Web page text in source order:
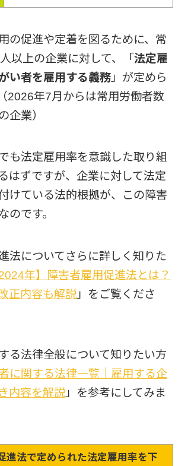
の促進や定着を図るために、常
以上の企業に対して、「法定雇
い者を雇用する義務 」が定めら
2026年7月からは常用労働者数
企業）
も法定雇用率を意識した取り組
はずですが、企業に対して法定
けている法的根拠が、この障害
のです。
法についてさらに詳しく知りた
2024年】障害者雇用促進法とは？
正内容も解説 」をご覧くださ
る法律全般について知りたい方
に関する法律一覧｜雇用する企
内容を解説 」を参考にしてみま
進法で定められた法定雇用率を下